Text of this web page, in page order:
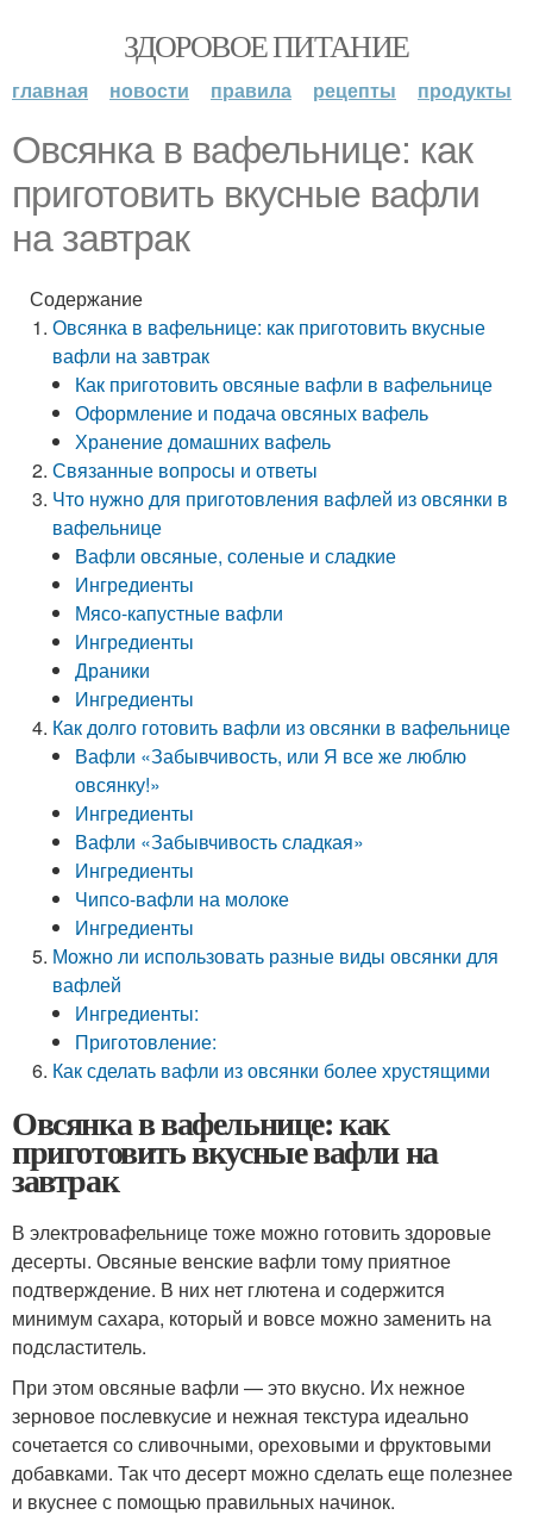
ЗДОРОВОЕ ПИТАНИЕ
главная новости правила рецепты продукты
Овсянка в вафельнице: как
приготовить вкусные вафли
на завтрак
Содержание
Овсянка в вафельнице: как приготовить вкусные
вафли на завтрак
Как приготовить овсяные вафли в вафельнице
Оформление и подача овсяных вафель
Хранение домашних вафель
Связанные вопросы и ответы
Что нужно для приготовления вафлей из овсянки в
вафельнице
Вафли овсяные, соленые и сладкие
Ингредиенты
Мясо-капустные вафли
Ингредиенты
Драники
Ингредиенты
Как долго готовить вафли из овсянки в вафельнице
Вафли «Забывчивость, или Я все же люблю
овсянку!»
Ингредиенты
Вафли «Забывчивость сладкая»
Ингредиенты
Чипсо-вафли на молоке
Ингредиенты
Можно ли использовать разные виды овсянки для
вафлей
Ингредиенты:
Приготовление:
Как сделать вафли из овсянки более хрустящими
Овсянка в вафельнице: как
приготовить вкусные вафли на
завтрак
В электровафельнице тоже можно готовить здоровые
десерты. Овсяные венские вафли тому приятное
подтверждение. В них нет глютена и содержится
минимум сахара, который и вовсе можно заменить на
подсластитель.
При этом овсяные вафли — это вкусно. Их нежное
зерновое послевкусие и нежная текстура идеально
сочетается со сливочными, ореховыми и фруктовыми
добавками. Так что десерт можно сделать еще полезнее
и вкуснее с помощью правильных начинок.